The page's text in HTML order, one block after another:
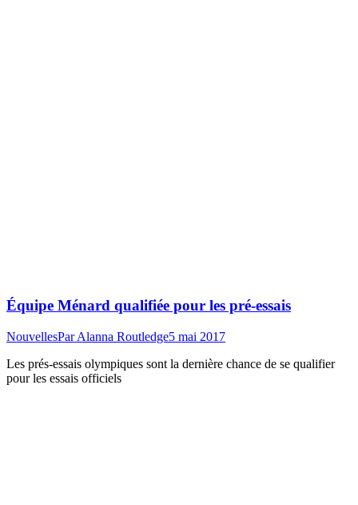
Équipe Ménard qualifiée pour les pré-essais
NouvellesParAlanna Routledge5 mai 2017
Les prés-essais olympiques sont la dernière chance de se qualifier
pour les essais officiels